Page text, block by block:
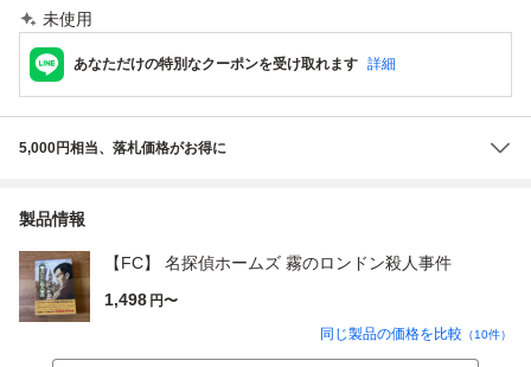
未使用
あなただけの特別なクーポンを受け取れます 詳細
5,000円相当、落札価格がお得に
製品情報
【FC】 名探偵ホームズ 霧のロンドン殺人事件
1,498 円〜
同じ製品の価格を比較 （10件）